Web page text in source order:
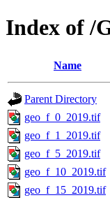
Index of /
Name
Parent Directory
geo_f_0_2019.tif
geo_f_1_2019.tif
geo_f_5_2019.tif
geo_f_10_2019.tif
geo_f_15_2019.tif